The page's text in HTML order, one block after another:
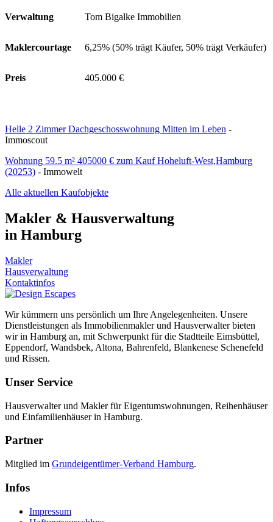
Verwaltung Tom Bigalke Immobilien
Maklercourtage 6,25% (50% trägt Käufer, 50% trägt Verkäufer)
Preis 405.000 €
Helle 2 Zimmer Dachgeschosswohnung Mitten im Leben -
Immoscout
Wohnung 59.5 m² 405000 € zum Kauf Hoheluft-West,Hamburg
(20253) - Immowelt
Alle aktuellen Kaufobjekte
Makler & Hausverwaltung
in Hamburg
Makler
Hausverwaltung
Kontaktinfos
Wir kümmern uns persönlich um Ihre Angelegenheiten. Unsere
Dienstleistungen als Immobilienmakler und Hausverwalter bieten
wir in Hamburg an, mit Schwerpunkt für die Stadtteile Eimsbüttel,
Eppendorf, Wandsbek, Altona, Bahrenfeld, Blankenese Schenefeld
und Rissen.
Unser Service
Hausverwalter und Makler für Eigentumswohnungen, Reihenhäuser
und Einfamilienhäuser in Hamburg.
Partner
Mitglied im Grundeigentümer-Verband Hamburg.
Infos
Impressum